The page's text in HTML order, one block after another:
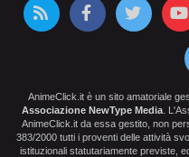
AnimeClick.it è un sito amatoriale
Associazione NewType Media .
AnimeClick.it da essa gestito, non
383/2000 tutti i proventi delle attività
istituzionali statutariamente previste,